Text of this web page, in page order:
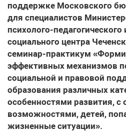
поддержке Московского
для специалистов
психолого-
социального центра
семинар-практикум
эффективных механизмов
социальной и правовой
образования различных
особенностями развития, с
возможностями, детей,
жизненные ситуации».